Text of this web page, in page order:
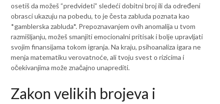
osetiš da možeš “predvideti” sledeći dobitni broj ili da određeni
obrasci ukazuju na pobedu, to je česta zabluda poznata kao
*gamblerska zabluda*. Prepoznavanjem ovih anomalija u tvom
razmišljanju, možeš smanjiti emocionalni pritisak i bolje upravljati
svojim finansijama tokom igranja. Na kraju, psihoanaliza igara ne
menja matematiku verovatnoće, ali tvoju svest o rizicima i
očekivanjima može značajno unaprediti.
Zakon velikih brojeva i